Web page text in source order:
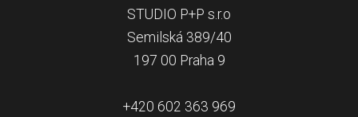
STUDIO P+P s.r.o
Semilská 389/40
197 00 Praha 9
+420 602 363 969